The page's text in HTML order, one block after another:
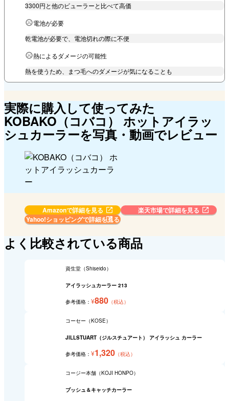
3300円と他のビューラーと比べて高価
電池が必要
乾電池が必要で、電池切れの際に不便
熱によるダメージの可能性
熱を使うため、まつ毛へのダメージが気になることも
実際に購入して使ってみた
KOBAKO（コバコ） ホットアイラッ
シュカーラーを写真・動画でレビュー
Amazonで詳細を見る
楽天市場で詳細を見る
Yahoo!ショッピングで詳細を見る
よく比較されている商品
資生堂（Shiseido）
アイラッシュカーラー 213
参考価格： ¥880 （税込）
コーセー（KOSE）
JILLSTUART（ジルスチュアート） アイラッシュ カーラー
参考価格： ¥1,320 （税込）
コージー本舗（KOJI HONPO）
プッシュ＆キャッチカーラー